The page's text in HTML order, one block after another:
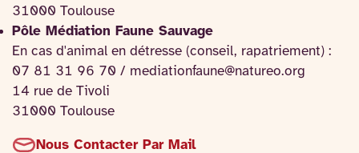
31000 Toulouse
Pôle Médiation Faune Sauvage
En cas d'animal en détresse (conseil, rapatriement) :
07 81 31 96 70 / mediationfaune@natureo.org
14 rue de Tivoli
31000 Toulouse
Nous Contacter Par Mail